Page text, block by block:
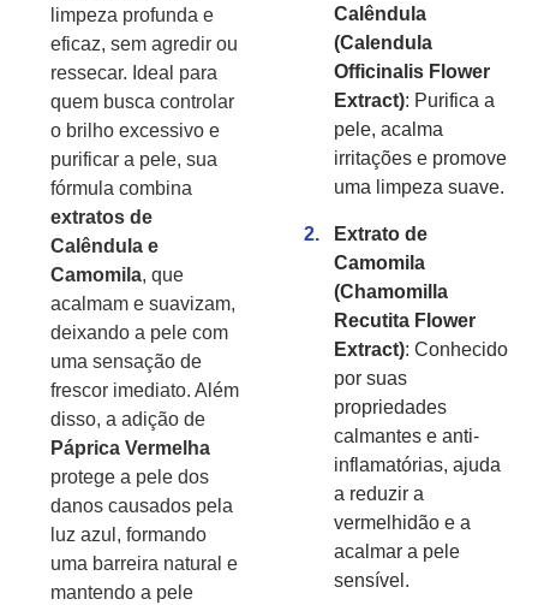
limpeza profunda e
eficaz, sem agredir ou
ressecar. Ideal para
quem busca controlar
o brilho excessivo e
purificar a pele, sua
fórmula combina
extratos de
Calêndula e
Camomila, que
acalmam e suavizam,
deixando a pele com
uma sensação de
frescor imediato. Além
disso, a adição de
Páprica Vermelha
protege a pele dos
danos causados pela
luz azul, formando
uma barreira natural e
mantendo a pele
Calêndula
(Calendula
Officinalis Flower
Extract): Purifica a
pele, acalma
irritações e promove
uma limpeza suave.
Extrato de
Camomila
(Chamomilla
Recutita Flower
Extract): Conhecido
por suas
propriedades
calmantes e anti-
inflamatórias, ajuda
a reduzir a
vermelhidão e a
acalmar a pele
sensível.